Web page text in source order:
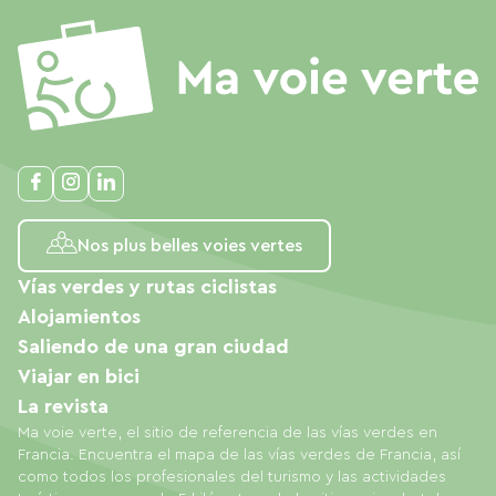
Nos plus belles voies vertes
Ma voie verte, el sitio de referencia de las vías verdes en
Francia. Encuentra el mapa de las vías verdes de Francia, así
como todos los profesionales del turismo y las actividades
Vías verdes y rutas ciclistas
Alojamientos
Saliendo de una gran ciudad
Viajar en bici
La revista